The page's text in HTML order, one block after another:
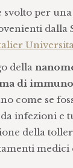
per
dalla
della
di
come se
infezioni e
della